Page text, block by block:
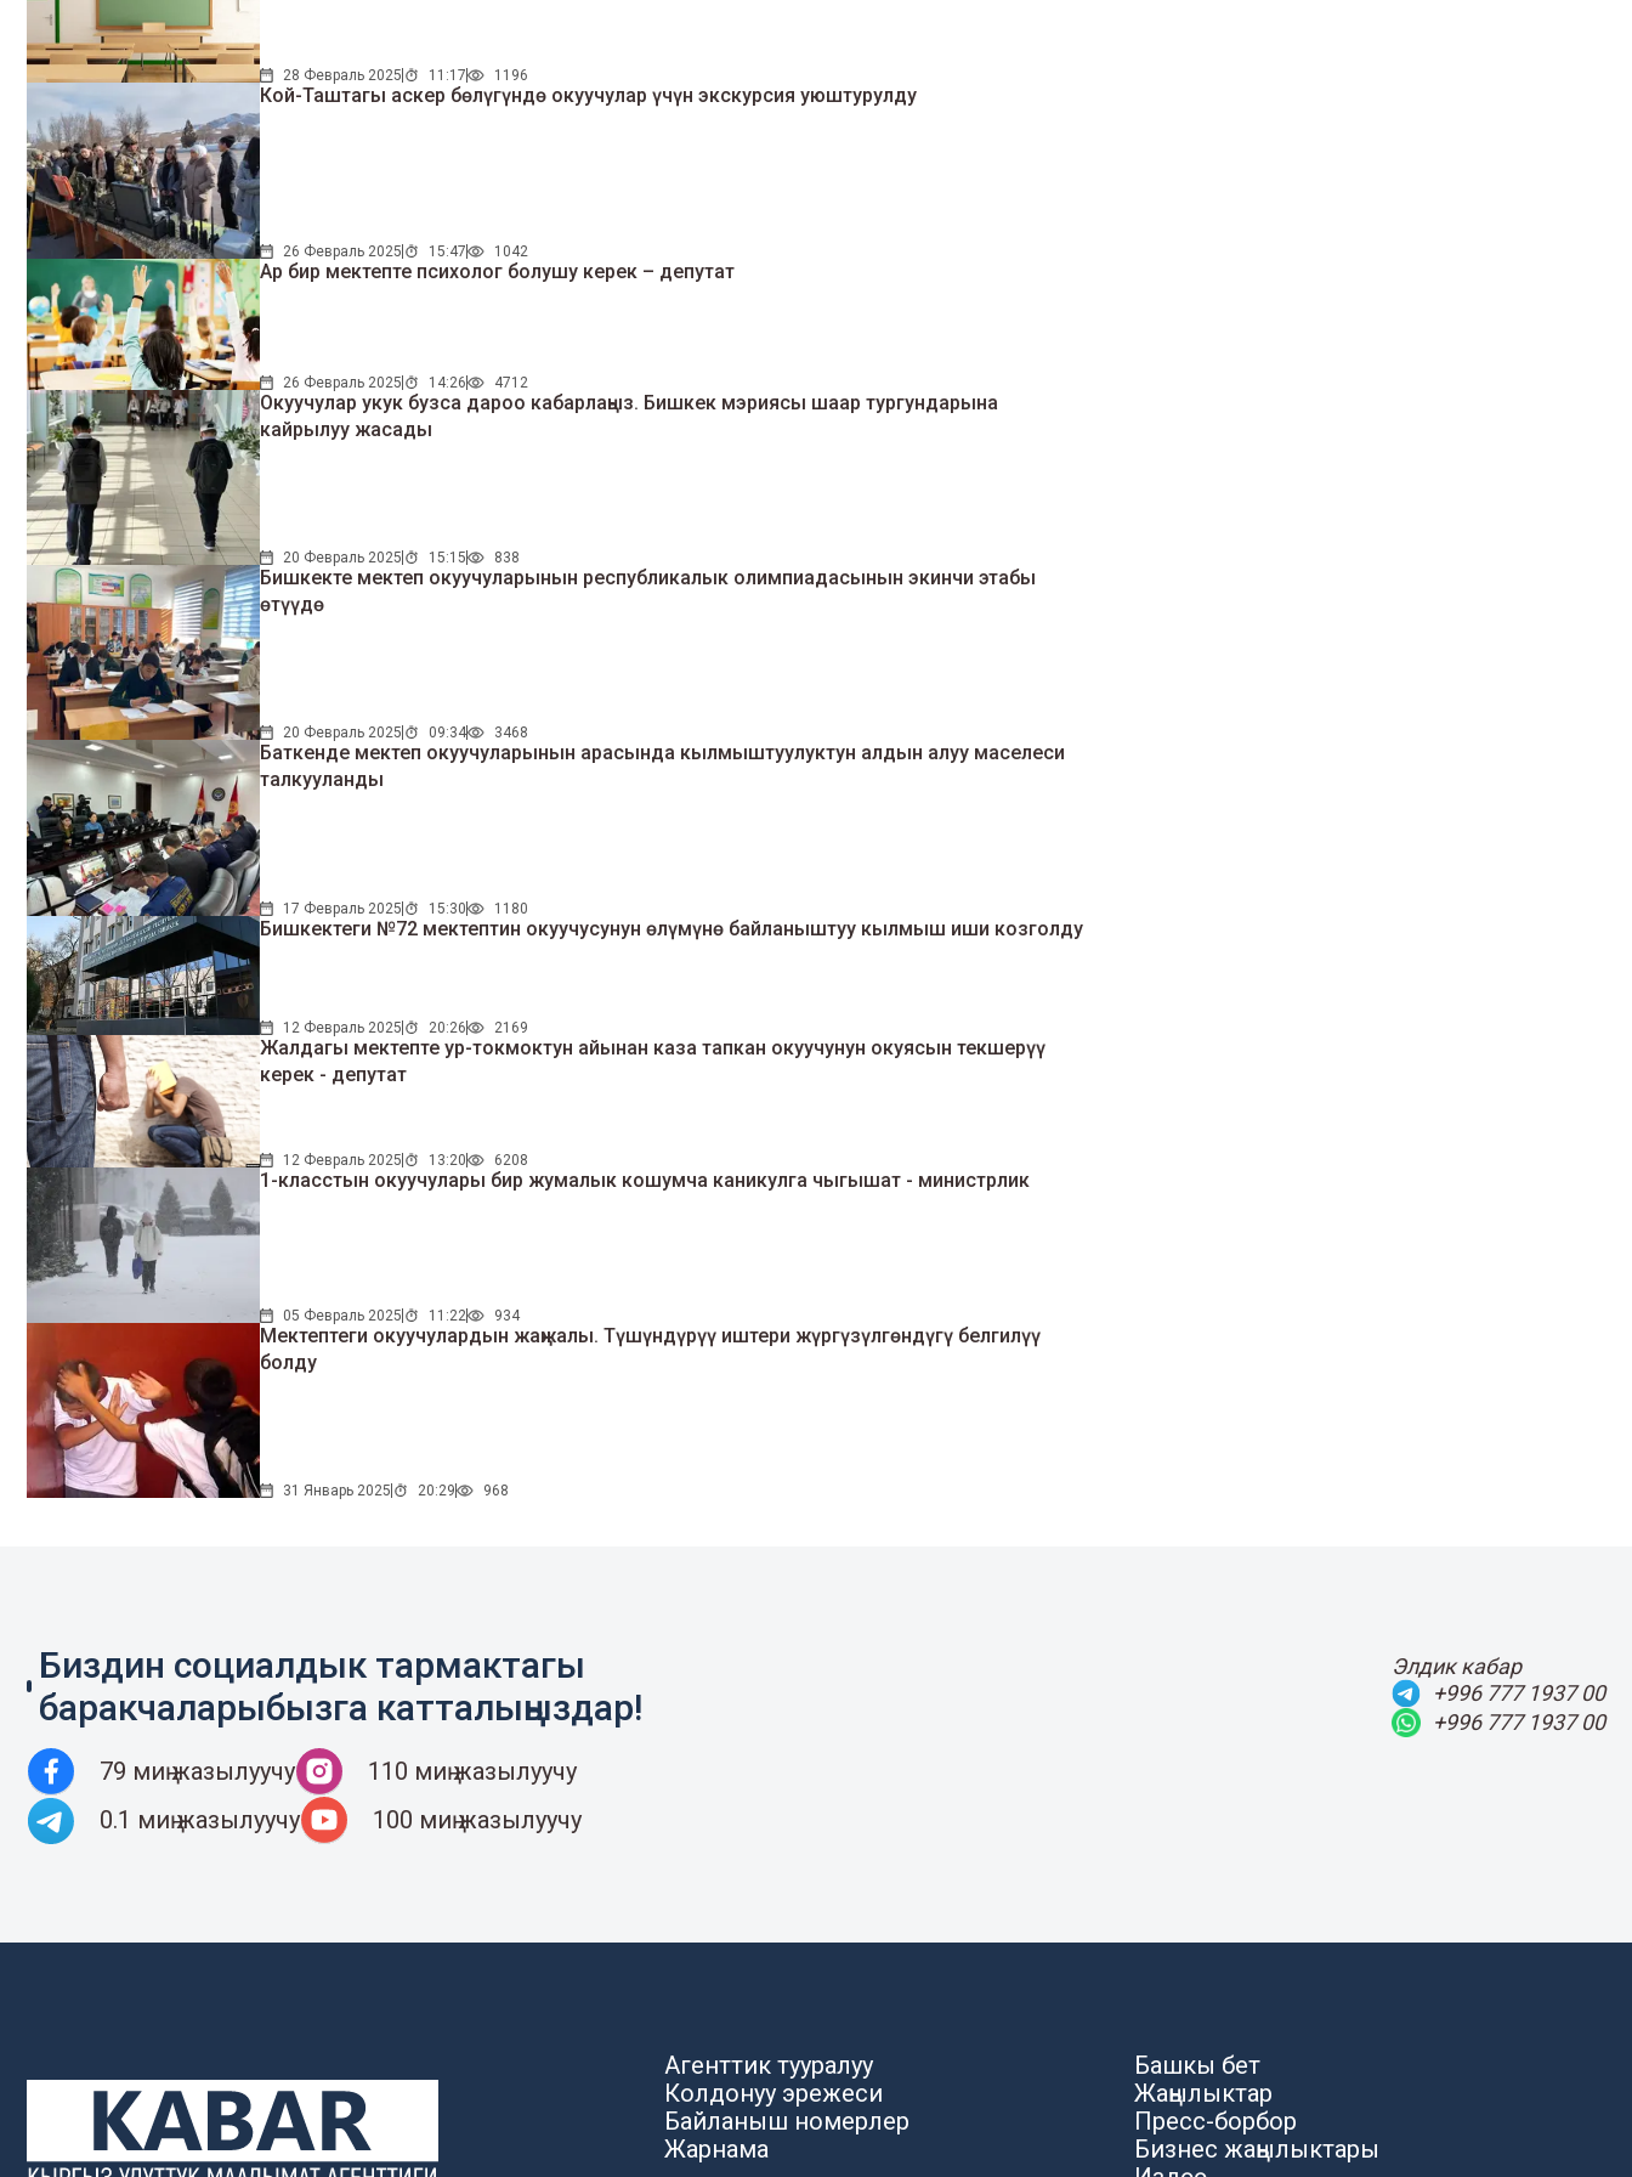
28 Февраль 2025 11:17 1196
Кой-Таштагы аскер бөлүгүндө окуучулар үчүн экскурсия уюштурулду
26 Февраль 2025 15:47 1042
Ар бир мектепте психолог болушу керек – депутат
26 Февраль 2025 14:26 4712
Окуучулар укук бузса дароо кабарлаңыз. Бишкек мэриясы шаар тургундарына
кайрылуу жасады
20 Февраль 2025 15:15 838
Бишкекте мектеп окуучуларынын республикалык олимпиадасынын экинчи этабы
өтүүдө
20 Февраль 2025 09:34 3468
Баткенде мектеп окуучуларынын арасында кылмыштуулуктун алдын алуу маселеси
талкууланды
17 Февраль 2025 15:30 1180
Бишкектеги №72 мектептин окуучусунун өлүмүнө байланыштуу кылмыш иши козголду
12 Февраль 2025 20:26 2169
Жалдагы мектепте ур-токмоктун айынан каза тапкан окуучунун окуясын текшерүү
керек - депутат
12 Февраль 2025 13:20 6208
1-класстын окуучулары бир жумалык кошумча каникулга чыгышат - министрлик
05 Февраль 2025 11:22 934
Мектептеги окуучулардын жаңжалы. Түшүндүрүү иштери жүргүзүлгөндүгү белгилүү
болду
31 Январь 2025 20:29 968
Биздин социалдык тармактагы
баракчаларыбызга катталыңыздар!
79 миң жазылуучу
110 миң жазылуучу
0.1 миң жазылуучу
100 миң жазылуучу
Элдик кабар
+996 777 1937 00
+996 777 1937 00
Агенттик тууралуу
Колдонуу эрежеси
Байланыш номерлер
Жарнама
Башкы бет
Жаңылыктар
Пресс-борбор
Бизнес жаңылыктары